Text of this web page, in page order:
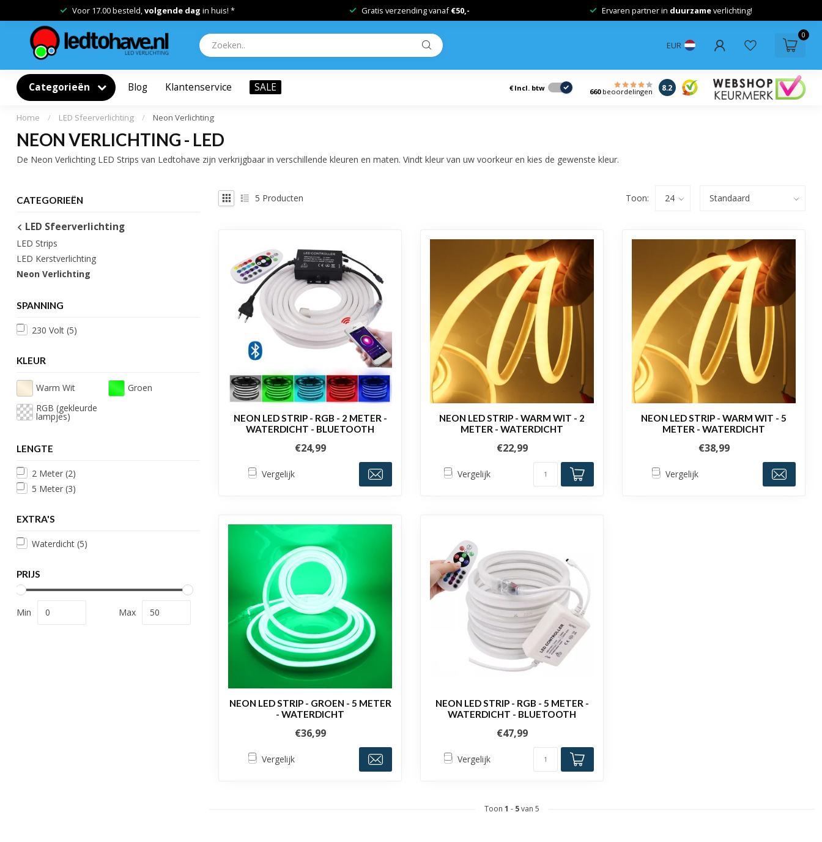
Voor 17.00 besteld,volgende dag in huis! * Gratis verzending vanaf€50,- Ervaren partner in duurzameverlichting!
EUR
0
Categorieën Blog Klantenservice SALE € Incl. btw 660beoordelingen 8.2
Home / LED Sfeerverlichting / Neon Verlichting
NEON VERLICHTING - LED
De Neon Verlichting LED Strips van Ledtohave zijn verkrijgbaar in verschillende kleuren en maten. Vindt kleur van uw voorkeur en kies de gewenste kleur.
CATEGORIEËN
LED Sfeerverlichting
LED Strips
LED Kerstverlichting
Neon Verlichting
SPANNING
230 Volt (5)
KLEUR
Warm Wit
Groen
RGB (gekleurde
lampjes)
LENGTE
2 Meter (2)
5 Meter (3)
EXTRA'S
Waterdicht (5)
PRIJS
Min Max
5 Producten Toon:
NEON LED STRIP - RGB - 2 METER -
WATERDICHT - BLUETOOTH
€24,99
Vergelijk
NEON LED STRIP - WARM WIT - 2
METER - WATERDICHT
€22,99
Vergelijk
NEON LED STRIP - WARM WIT - 5
METER - WATERDICHT
€38,99
Vergelijk
NEON LED STRIP - GROEN - 5 METER
- WATERDICHT
€36,99
Vergelijk
NEON LED STRIP - RGB - 5 METER -
WATERDICHT - BLUETOOTH
€47,99
Vergelijk
Toon 1 - 5van 5